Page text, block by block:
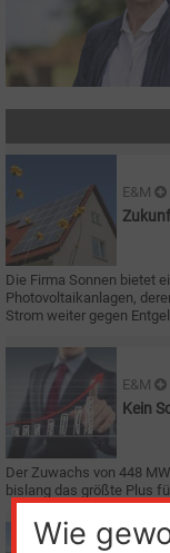
Wie
E&M
Die Firma Sonnen bietet
Photovoltaikanlagen,
Strom weiter gegen
E&M
Kein
Der Zuwachs von 448
bislang das größte Plus